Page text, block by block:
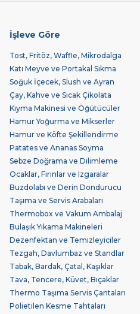
İşleve Göre
Tost, Fritöz, Waffle, Mikrodalga
Katı Meyve ve Portakal Sıkma
Soğuk İçecek, Slush ve Ayran
Çay, Kahve ve Sıcak Çikolata
Kıyma Makinesi ve Öğütücüler
Hamur Yoğurma ve Mikserler
Hamur ve Köfte Şekillendirme
Patates ve Ananas Soyma
Sebze Doğrama ve Dilimleme
Ocaklar, Fırınlar ve Izgaralar
Buzdolabı ve Derin Dondurucu
Taşıma ve Servis Arabaları
Thermobox ve Vakum Ambalaj
Bulaşık Yıkama Makineleri
Dezenfektan ve Temizleyiciler
Tezgah, Davlumbaz ve Standlar
Tabak, Bardak, Çatal, Kaşıklar
Tava, Tencere, Küvet, Bıçaklar
Thermo Taşıma Servis Çantaları
Polietilen Kesme Tahtaları